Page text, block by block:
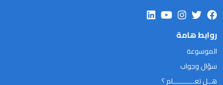
روابط هامة
الموسوعة
سؤال وجواب
هــل تعـــــــــــلم ؟